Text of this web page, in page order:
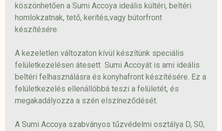
köszönhetően a Sumi Accoya ideális kültéri, beltéri
homlokzatnak, tető, kerítés,vagy bútorfront
készítésére.
A kezeletlen változaton kívül készítünk speciális
felületkezelésen átesett Sumi Accoyát is ami ideális
beltéri felhasználásra és konyhafront készítésére. Ez a
felületkezelés ellenállóbbá teszi a felületét, és
megakadályozza a szén elszíneződését.
A Sumi Accoya szabványos tűzvédelmi osztálya D, S0,